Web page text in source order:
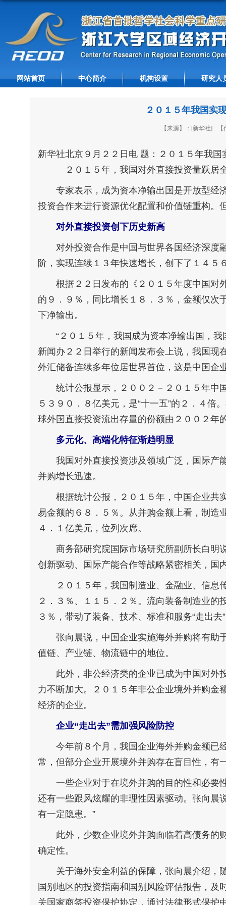
网站首页 中心简介 机构设置 研究人
２０１５年我国实
【来源】：[新华社]
新华社北京９月２２日电 题：２０１５年我
２０１５年，我国对外直接投资量跃居全
专家表示，成为资本净输出国是开放型经
投资合作来进行资源优化配置和价值链重构。
对外直接投资创下历史新高
对外投资合作是中国与世界各国经济深度
阶，实现连续１３年快速增长，创下了１４５
根据２２日发布的《２０１５年度中国对
的９．９％，同比增长１８．３％，金额仅次
下净输出。
“２０１５年，我国成为资本净输出国，我
新闻办２２日举行的新闻发布会上说，我国现
外汇储备连续多年位居世界首位，这是中国企
统计公报显示，２００２－２０１５年中国
５３９０．８亿美元，是“十一五”的２．４
球外国直接投资流出存量的份额由２００２年
多元化、高端化特征渐趋明显
我国对外直接投资涉及领域广泛，国际产
并购增长迅速。
根据统计公报，２０１５年，中国企业共
易金额的６８．５％。从并购金额上看，制造
４．１亿美元，位列次席。
商务部研究院国际市场研究所副所长白明
创新驱动、国际产能合作等战略紧密相关，国
２０１５年，我国制造业、金融业、信息
２．３％、１１５．２％。流向装备制造业
３％，带动了装备、技术、标准和服务“走出去
张向晨说，中国企业实施海外并购将有助
值链、产业链、物流链中的地位。
此外，非公经济类的企业已成为中国对外
力不断加大。２０１５年非公企业境外并购金
经济的企业。
企业“走出去”需加强风险防控
今年前８个月，我国企业海外并购金额已
常，但部分企业开展境外并购存在盲目性，有
一些企业对于在境外并购的目的性和必要
还有一些跟风炫耀的非理性因素驱动。张向晨
有一定隐患。”
此外，少数企业境外并购面临着高债务的
确定性。
关于海外安全利益的保障，张向晨介绍，随
国别地区的投资指南和国别风险评估报告，
关国家商签投资保护协定，通过法律形式保护